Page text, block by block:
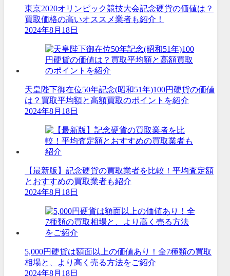
東京2020オリンピック競技大会記念硬貨の価値は？
買取価格の高いオススメ業者も紹介！
2024年8月18日
天皇陛下御在位50年記念(昭和51年)100円硬貨の価値
は？買取平均額と高額買取のポイントを紹介
2024年8月18日
【最新版】記念硬貨の買取業者を比較！平均査定額
とおすすめの買取業者も紹介
2024年8月18日
5,000円硬貨は額面以上の価値あり！全7種類の買取
相場と、より高く売る方法をご紹介
2024年8月18日